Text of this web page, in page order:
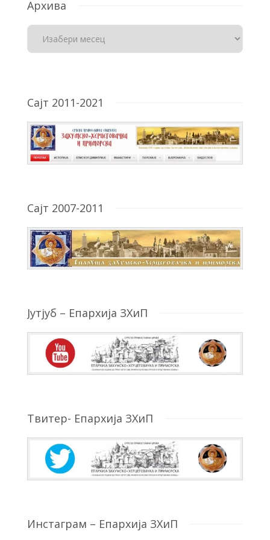
Архива
Сајт 2011-2021
Сајт 2007-2011
Јутјуб – Епархија ЗХиП
Твитер- Епархија ЗХиП
Инстаграм – Епархија ЗХиП